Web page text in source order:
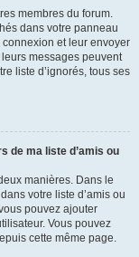
membres du forum.
dans votre panneau
et leur envoyer
messages peuvent
liste d’ignorés, tous ses
de ma liste d’amis ou
manières. Dans le
votre liste d’amis ou
pouvez ajouter
Vous pouvez
cette même page.